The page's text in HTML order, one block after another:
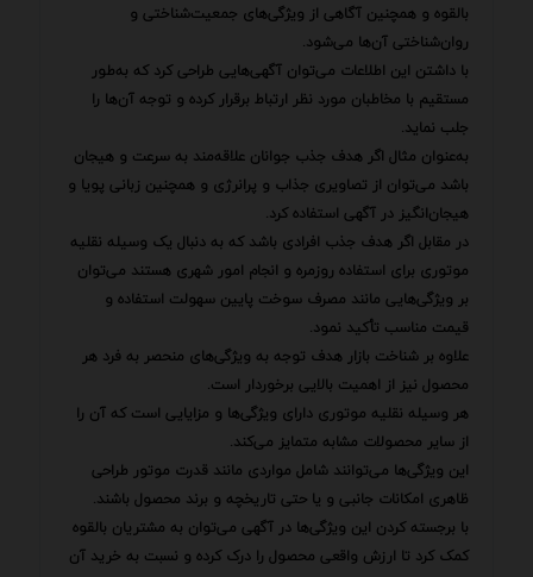
بالقوه و همچنین آگاهی از ویژگی‌های جمعیت‌شناختی و
روان‌شناختی آن‌ها می‌شود.
با داشتن این اطلاعات می‌توان آگهی‌هایی طراحی کرد که به‌طور
مستقیم با مخاطبان مورد نظر ارتباط برقرار کرده و توجه آن‌ها را
جلب نماید.
به‌عنوان مثال اگر هدف جذب جوانان علاقه‌مند به سرعت و هیجان
باشد می‌توان از تصاویری جذاب و پرانرژی و همچنین زبانی پویا و
هیجان‌انگیز در آگهی استفاده کرد.
در مقابل اگر هدف جذب افرادی باشد که به دنبال یک وسیله نقلیه
موتوری برای استفاده روزمره و انجام امور شهری هستند می‌توان
بر ویژگی‌هایی مانند مصرف سوخت پایین سهولت استفاده و
قیمت مناسب تأکید نمود.
علاوه بر شناخت بازار هدف توجه به ویژگی‌های منحصر به فرد هر
محصول نیز از اهمیت بالایی برخوردار است.
هر وسیله نقلیه موتوری دارای ویژگی‌ها و مزایایی است که آن را
از سایر محصولات مشابه متمایز می‌کند.
این ویژگی‌ها می‌توانند شامل مواردی مانند قدرت موتور طراحی
ظاهری امکانات جانبی و یا حتی تاریخچه و برند محصول باشند.
با برجسته کردن این ویژگی‌ها در آگهی می‌توان به مشتریان بالقوه
کمک کرد تا ارزش واقعی محصول را درک کرده و نسبت به خرید آن